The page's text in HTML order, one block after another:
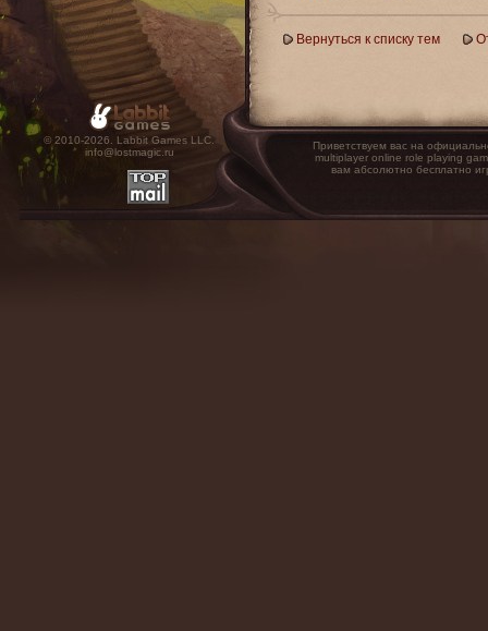
Вернуться к списку тем
© 2010-2026. Labbit Games LLC.
info@lostmagic.ru
Приветствуем вас на
multiplayer online role playing
вам абсолютно бесплатно